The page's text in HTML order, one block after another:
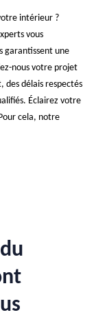
intérieur ?
vous
garantissent une
nous votre projet
des délais respectés
Éclairez votre
cela, notre